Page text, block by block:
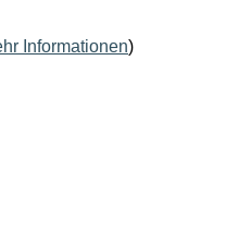
Informationen)